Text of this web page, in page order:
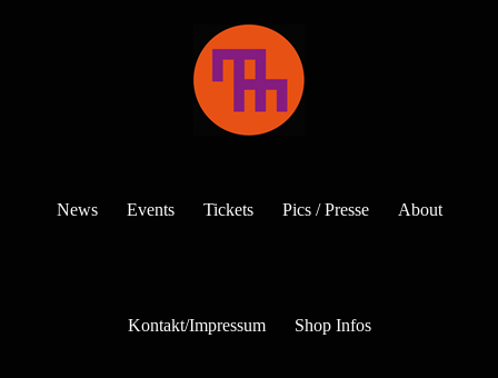
News Events Tickets Pics / Presse About
Kontakt/Impressum Shop Infos